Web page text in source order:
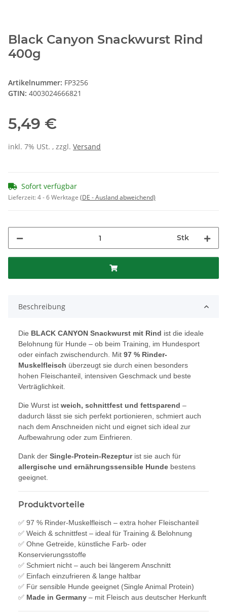
Black Canyon Snackwurst Rind
400g
Artikelnummer: FP3256
GTIN: 4003024666821
5,49 €
inkl. 7% USt. , zzgl. Versand
Sofort verfügbar
Lieferzeit:4 - 6 Werktage (DE - Ausland abweichend)
Stk
Beschreibung
Die BLACK CANYON Snackwurst mit Rind ist die ideale
Belohnung für Hunde – ob beim Training, im Hundesport
oder einfach zwischendurch. Mit 97 % Rinder-
Muskelfleisch überzeugt sie durch einen besonders
hohen Fleischanteil, intensiven Geschmack und beste
Verträglichkeit.
Die Wurst ist weich, schnittfest und fettsparend –
dadurch lässt sie sich perfekt portionieren, schmiert auch
nach dem Anschneiden nicht und eignet sich ideal zur
Aufbewahrung oder zum Einfrieren.
Dank der Single-Protein-Rezepturist sie auch für
allergische und ernährungssensible Hunde bestens
geeignet.
Produktvorteile
✅ 97 % Rinder-Muskelfleisch – extra hoher Fleischanteil
✅ Weich & schnittfest – ideal für Training & Belohnung
✅ Ohne Getreide, künstliche Farb- oder
Konservierungsstoffe
✅ Schmiert nicht – auch bei längerem Anschnitt
✅ Einfach einzufrieren & lange haltbar
✅ Für sensible Hunde geeignet (Single Animal Protein)
✅ Made in Germany – mit Fleisch aus deutscher Herkunft